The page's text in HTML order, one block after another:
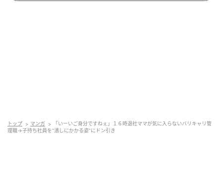
松村さんを目の敵にするゆりこ。「お子さんいるな
トップ マンガ
「いーいご身分ですねぇ」１６時退社ママが気に入らないバリキャリ管
理職→子持ち社員を“潰しにかかる姿”にドン引き